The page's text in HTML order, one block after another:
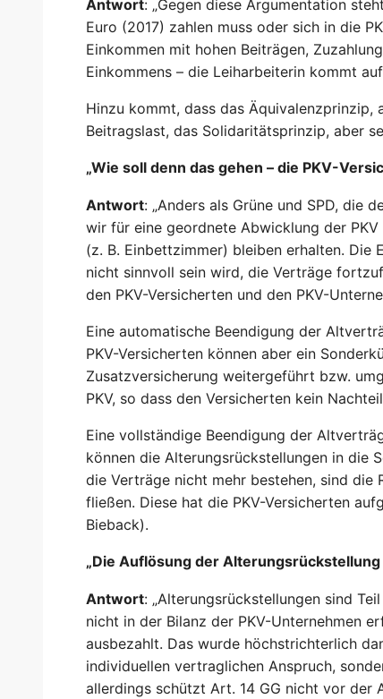
Antwort: „Gegen diese Argumentation
Euro (2017) zahlen muss oder sich in die
Einkommen mit hohen Beiträgen,
Einkommens – die Leiharbeiterin kommt
Hinzu kommt, dass das
Beitragslast, das Solidaritätsprinzip, aber
„Wie soll denn das gehen – die PKV-
Antwort: „Anders als Grüne und SPD, die
wir für eine geordnete Abwicklung der
(z. B. Einbettzimmer) bleiben erhalten. Die
nicht sinnvoll sein wird, die Verträge
den PKV-Versicherten und den PKV-
Eine automatische Beendigung der
PKV-Versicherten können aber ein
Zusatzversicherung weitergeführt bzw.
PKV, so dass den Versicherten kein
Eine vollständige Beendigung der
können die Alterungsrückstellungen in die
die Verträge nicht mehr bestehen, sind die
fließen. Diese hat die PKV-Versicherten
Bieback).
„Die Auflösung der
Antwort: „Alterungsrückstellungen sind
nicht in der Bilanz der PKV-Unternehmen
ausbezahlt. Das wurde höchstrichterlich
individuellen vertraglichen Anspruch,
allerdings schützt Art. 14 GG nicht vor der